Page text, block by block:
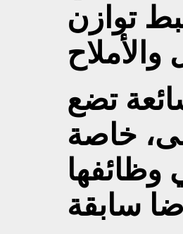
توازن
تضع
خاصة